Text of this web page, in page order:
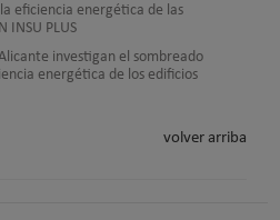
eficiencia energética de las
INSU PLUS
investigan el sombreado
energética de los edificios
volver arriba